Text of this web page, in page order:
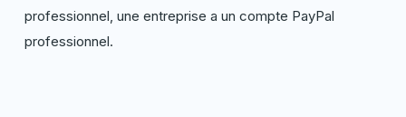
professionnel, une entreprise a un compte PayPal
professionnel.